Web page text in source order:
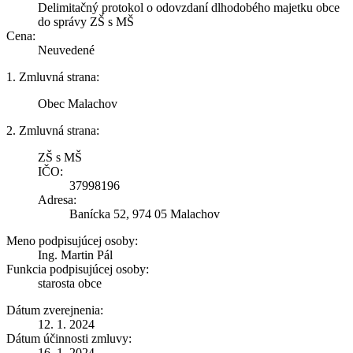
Delimitačný protokol o odovzdaní dlhodobého majetku obce
do správy ZŠ s MŠ
Cena:
Neuvedené
1. Zmluvná strana:
Obec Malachov
2. Zmluvná strana:
ZŠ s MŠ
IČO:
37998196
Adresa:
Banícka 52, 974 05 Malachov
Meno podpisujúcej osoby:
Ing. Martin Pál
Funkcia podpisujúcej osoby:
starosta obce
Dátum zverejnenia:
12. 1. 2024
Dátum účinnosti zmluvy: